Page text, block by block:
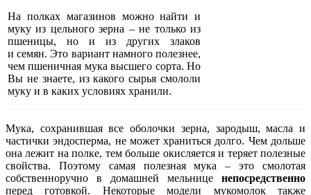
На полках магазинов можно найти и
муку из цельного зерна – не только из
пшеницы, но и из других злаков
и семян. Это вариант намного полезнее,
чем пшеничная мука высшего сорта. Но
Вы не знаете, из какого сырья смололи
муку и в каких условиях хранили.
Мука, сохранившая все оболочки зерна, зародыш, масла и
частички эндосперма, не может храниться долго. Чем дольше
она лежит на полке, тем больше окисляется и теряет полезные
свойства. Поэтому самая полезная мука – это смолотая
собственноручно в домашней мельнице непосредственно
перед готовкой. Некоторые модели мукомолок также